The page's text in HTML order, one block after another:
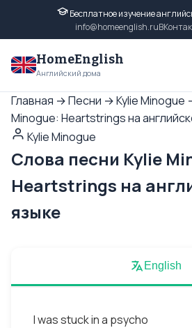
Бесплатное изучение
info@homeenglish.ru
HomeEnglish
Английский дома
Главная →Песни →Kylie Minogue
Minogue: Heartstrings на
Kylie Minogue
Слова песни Kylie
Heartstrings на
языке
English
I was stuck in a psycho